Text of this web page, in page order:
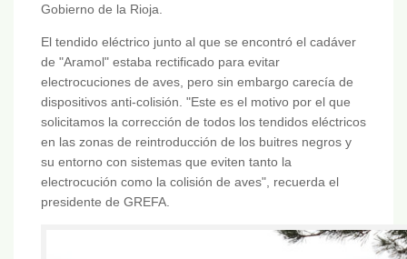
Gobierno de la Rioja.
El tendido eléctrico junto al que se encontró el cadáver
de "Aramol" estaba rectificado para evitar
electrocuciones de aves, pero sin embargo carecía de
dispositivos anti-colisión. "Este es el motivo por el que
solicitamos la corrección de todos los tendidos eléctricos
en las zonas de reintroducción de los buitres negros y
su entorno con sistemas que eviten tanto la
electrocución como la colisión de aves", recuerda el
presidente de GREFA.